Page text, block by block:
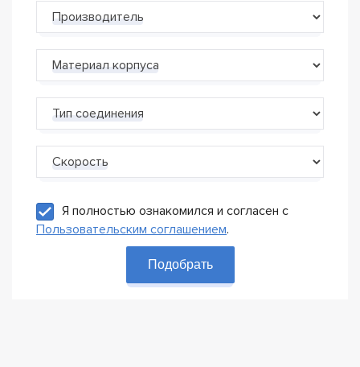
Производитель
Материал корпуса
Тип соединения
Скорость
Я полностью ознакомился и согласен с
Пользовательским соглашением.
Подобрать